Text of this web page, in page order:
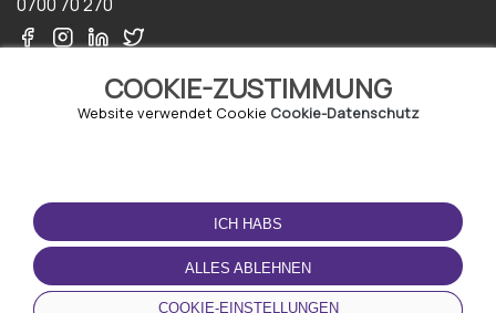
COOKIE-ZUSTIMMUNG
Website verwendet Cookie Cookie-Datenschutz
ICH HABS
ALLES ABLEHNEN
COOKIE-EINSTELLUNGEN
NUTZUNGSBEDINGUNGEN
Geschäftsbedingungen
Datenschutz-
Bestimmungen
Cookie-Richtlinie
LADEN SIE DIE APP
HERUNTER